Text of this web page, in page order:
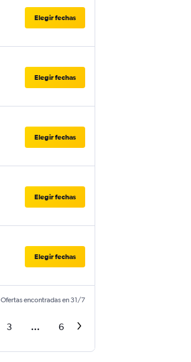
Elegir fechas
Elegir fechas
Elegir fechas
Elegir fechas
Elegir fechas
Ofertas encontradas en 31/7
3 ... 6